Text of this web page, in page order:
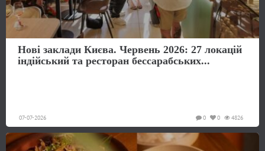
Нові заклади Києва. Червень 2026: 27 локацій
індійський та ресторан бессарабських...
07-07-2026 4826
0
0